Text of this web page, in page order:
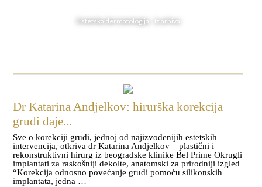
Estetska dermatologija, Iz arhiva
Dr Katarina Andjelkov: hirurška korekcija
grudi daje...
Sve o korekciji grudi, jednoj od najizvođenijih estetskih
intervencija, otkriva dr Katarina Andjelkov – plastični i
rekonstruktivni hirurg iz beogradske klinike Bel Prime Okrugli
implantati za raskošniji dekolte, anatomski za prirodniji izgled
“Korekcija odnosno povećanje grudi pomoću silikonskih
implantata, jedna …